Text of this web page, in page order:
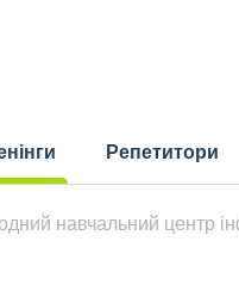
Репетитори
навчальний центр